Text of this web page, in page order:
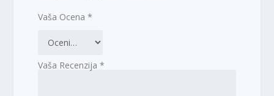
Vaša Ocena*
Vaša Recenzija*